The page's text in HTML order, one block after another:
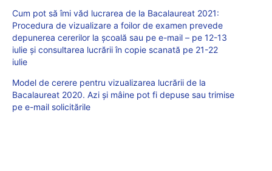
Cum pot să îmi văd lucrarea de la Bacalaureat 2021:
Procedura de vizualizare a foilor de examen prevede
depunerea cererilor la școală sau pe e-mail – pe 12-13
iulie și consultarea lucrării în copie scanată pe 21-22
iulie
Model de cerere pentru vizualizarea lucrării de la
Bacalaureat 2020. Azi și mâine pot fi depuse sau trimise
pe e-mail solicitările